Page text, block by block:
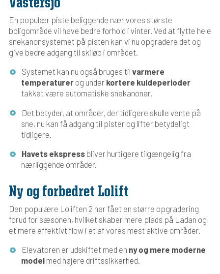
Västersjö
En populær piste beliggende nær vores største
boligområde vil have bedre forhold i vinter. Ved at flytte hele
snekanonsystemet på pisten kan vi nu opgradere det og
give bedre adgang til skiløb i området.
Systemet kan nu også bruges til varmere
temperaturer og under kortere kuldeperioder
takket være automatiske snekanoner.
Det betyder, at områder, der tidligere skulle vente på
sne, nu kan få adgang til pister og lifter betydeligt
tidligere.
Havets ekspressbliver hurtigere tilgængelig fra
nærliggende områder.
Ny og forbedret Lolift
Den populære Loliften 2 har fået en større opgradering
forud for sæsonen, hvilket skaber mere plads på Ladan og
et mere effektivt flow i et af vores mest aktive områder.
Elevatoren er udskiftet med en ny og mere moderne
model med højere driftssikkerhed.